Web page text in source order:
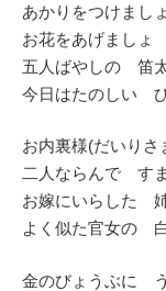
あかりをつけまし
お花をあげまし
五人ばやしの 笛
今日はたのしい
お内裏様(だいり
二人ならんで す
お嫁にいらした
よく似た官女の
金のびょうぶに